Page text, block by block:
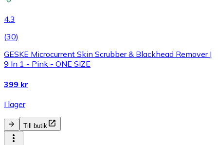
4.3
(30)
GESKE Microcurrent Skin Scrubber & Blackhead Remover |
9 In 1 - Pink - ONE SIZE
399 kr
I lager
Till butik